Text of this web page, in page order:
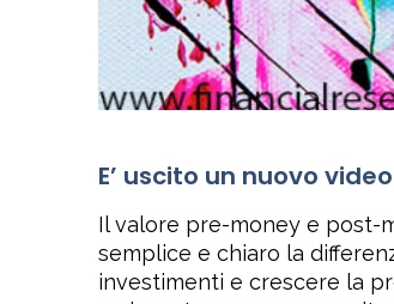
E’ uscito un nuovo
Il valore pre-money e post-
semplice e chiaro la
investimenti e crescere la